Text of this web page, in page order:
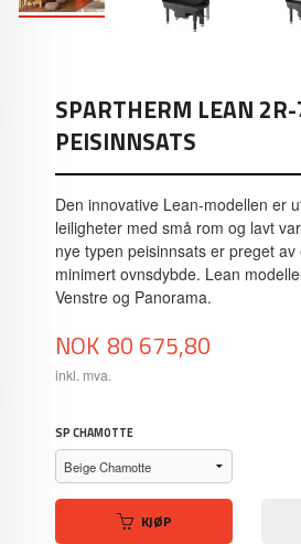
SPARTHERM LEAN
PEISINNSATS
Den innovative Lean-modellen er
leiligheter med små rom og lavt
nye typen peisinnsats er preget
minimert ovnsdybde. Lean
Venstre og Panorama.
Pris
NOK 80 675,80
inkl. mva.
SP CHAMOTTE
KJØP